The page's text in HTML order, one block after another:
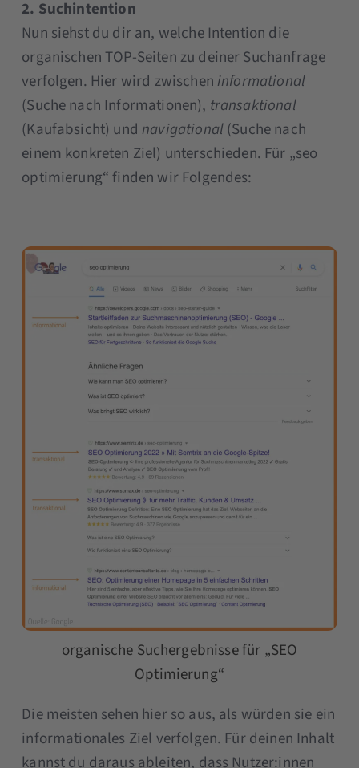
2. Suchintention
Nun siehst du dir an, welche Intention die
organischen TOP-Seiten zu deiner Suchanfrage
verfolgen. Hier wird zwischen informational
(Suche nach Informationen), transaktional
(Kaufabsicht) und navigational(Suche nach
einem konkreten Ziel) unterschieden. Für „seo
optimierung“ finden wir Folgendes:
organische Suchergebnisse für „SEO
Optimierung“
Die meisten sehen hier so aus, als würden sie ein
informationales Ziel verfolgen. Für deinen Inhalt
kannst du daraus ableiten, dass Nutzer:innen